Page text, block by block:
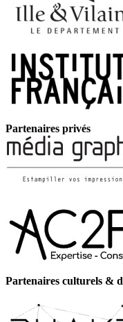
Partenaires privés
Partenaires culturels &